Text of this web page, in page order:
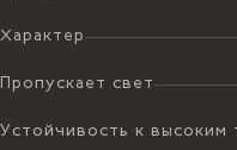
Характер
Пропускает свет